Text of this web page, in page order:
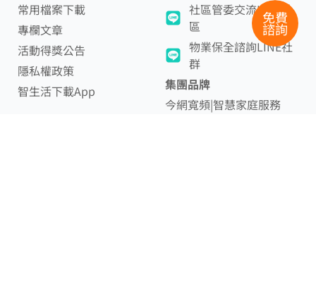
免費
諮詢
常用檔案下載
專欄文章
活動得獎公告
隱私權政策
智生活下載App
社區管委交流LINE社
區
物業保全諮詢LINE社
群
集團品牌
今網寬頻|智慧家庭服務